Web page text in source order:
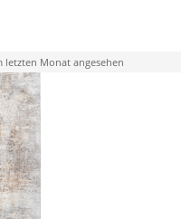
letzten Monat angesehen